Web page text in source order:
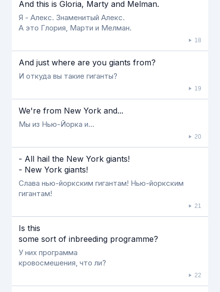
And this is Gloria, Marty and Melman.
Я - Алекс. Знаменитый Алекс.
А это Глория, Марти и Мелман.
18
And just where are you giants from?
И откуда вы такие гиганты?
19
We're from New York and...
Мы из Нью-Йорка и…
20
- All hail the New York giants!
- New York giants!
Слава нью-йоркским гигантам! Нью-йоркским
гигантам!
21
Is this
some sort of inbreeding programme?
У них программа
кровосмешения, что ли?
22